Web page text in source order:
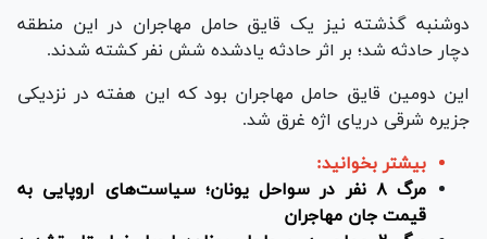
دوشنبه گذشته نیز یک قایق حامل مهاجران در این منطقه
دچار حادثه شد؛ بر اثر حادثه یادشده شش نفر کشته شدند.
این دومین قایق حامل مهاجران بود که این هفته در نزدیکی
جزیره شرقی دریای اژه غرق شد.
بیشتر بخوانید:
مرگ ۸ نفر در سواحل یونان؛ سیاست‌های اروپایی به
قیمت جان مهاجران